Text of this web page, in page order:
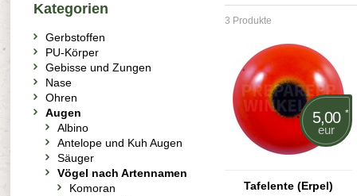
3 Produkte
5,00 *
eur
Tafelente (Erpel)
Kategorien
Gerbstoffen
PU-Körper
Gebisse und Zungen
Nase
Ohren
Augen
Albino
Antelope und Kuh Augen
Säuger
Vögel nach Artennamen
Komoran